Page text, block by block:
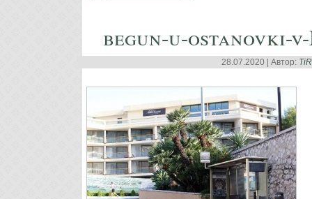
begun-u-ostanovki-
28.07.2020 | Автор: